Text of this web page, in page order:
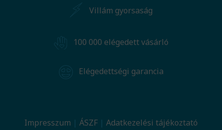
Villám gyorsaság
100 000 elégedett vásárló
Elégedettségi garancia
Impresszum ÁSZF Adatkezelési tájékoztató